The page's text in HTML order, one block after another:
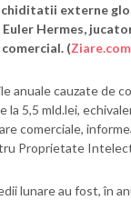
externe
Hermes,
(Ziare.com
anuale cauzate de
5,5 mld.lei,
comerciale,
Proprietate
lunare au fost, în